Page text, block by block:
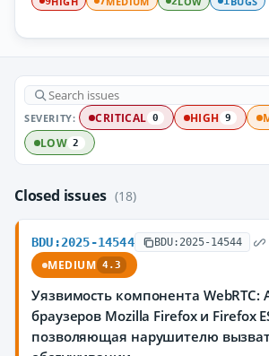
SEVERITY: CRITICAL 0 HIGH 9
LOW 2
Closed issues (18)
BDU:2025-14544 BDU:2025-14544
MEDIUM 4.3
Уязвимость компонента WebRTC:
браузеров Mozilla Firefox и Firefox
позволяющая нарушителю